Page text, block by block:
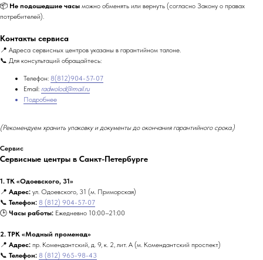
📦 Не подошедшие часы можно обменять или вернуть (согласно Закону о правах
потребителей).
Контакты сервиса
📍 Адреса сервисных центров указаны в гарантийном талоне.
📞 Для консультаций обращайтесь:
Телефон: 8(812)904-57-07
Email: radwolod@mail.ru
Подробнее
(Рекомендуем хранить упаковку и документы до окончания гарантийного срока.)
Сервис
Сервисные центры в Санкт-Петербурге
1. ТК «Одоевского, 31»
📍 Адрес: ул. Одоевского, 31 (м. Приморская)
📞 Телефон: 8 (812) 904-57-07
🕒 Часы работы: Ежедневно 10:00–21:00
2. ТРК «Модный променад»
📍 Адрес: пр. Комендантский, д. 9, к. 2, лит. А (м. Комендантский проспект)
📞 Телефон: 8 (812) 965-98-43